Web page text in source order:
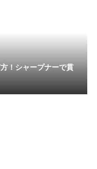
！シャープナーで貫